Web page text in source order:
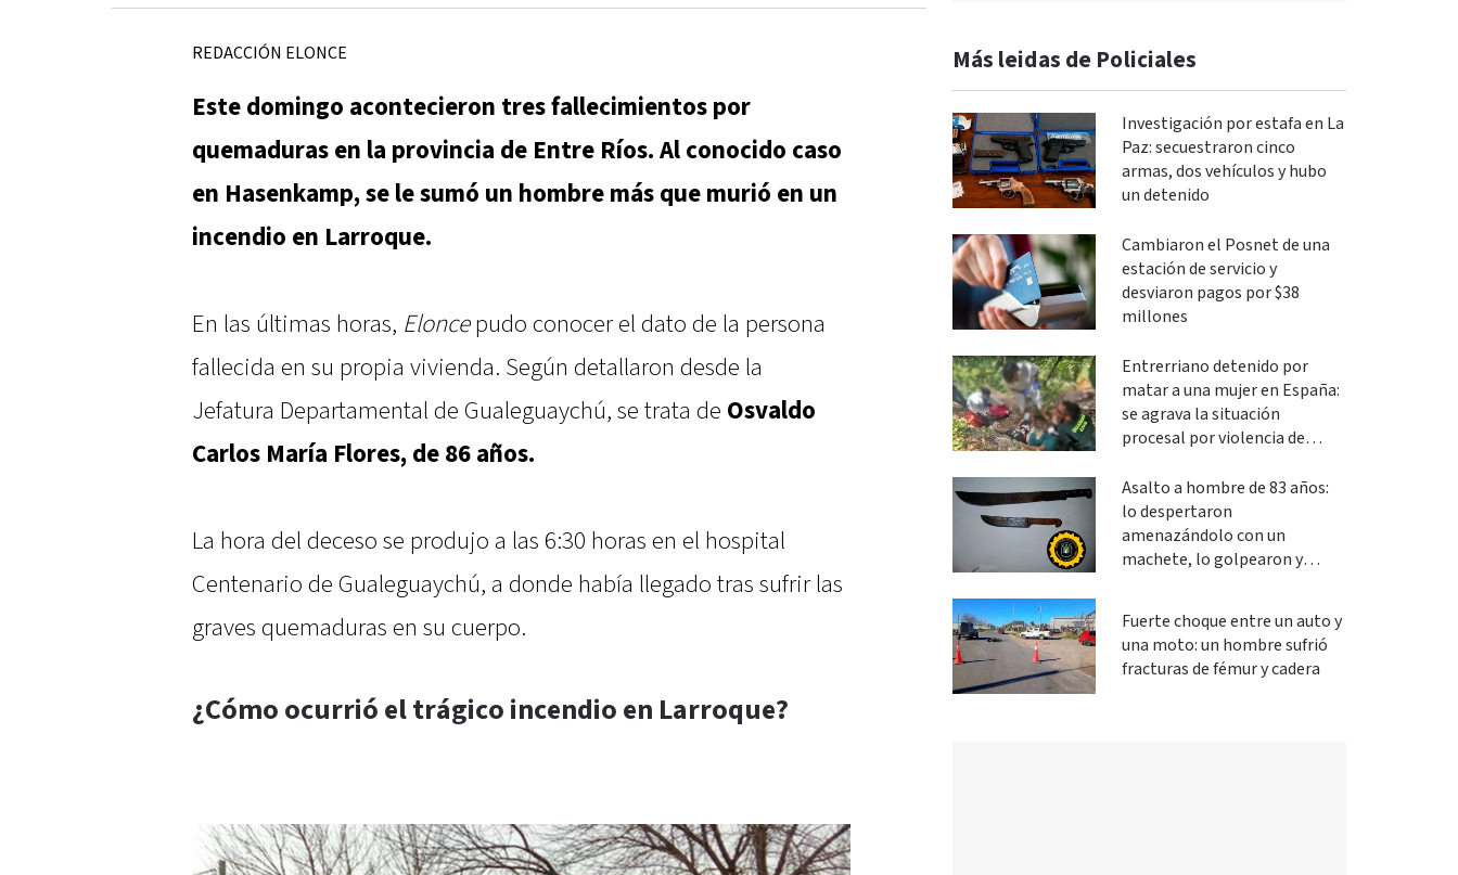
REDACCIÓN ELONCE
Este domingo acontecieron tres fallecimientos por
quemaduras en la provincia de Entre Ríos. Al conocido caso
en Hasenkamp, se le sumó un hombre más que murió en un
incendio en Larroque.
En las últimas horas, Eloncepudo conocer el dato de la persona
fallecida en su propia vivienda. Según detallaron desde la
Jefatura Departamental de Gualeguaychú, se trata de Osvaldo
Carlos María Flores, de 86 años.
La hora del deceso se produjo a las 6:30 horas en el hospital
Centenario de Gualeguaychú, a donde había llegado tras sufrir las
graves quemaduras en su cuerpo.
¿Cómo ocurrió el trágico incendio en Larroque?
Más leidas de Policiales
Investigación por estafa en La
Paz: secuestraron cinco
armas, dos vehículos y hubo
un detenido
Cambiaron el Posnet de una
estación de servicio y
desviaron pagos por $38
millones
Entrerriano detenido por
matar a una mujer en España:
se agrava la situación
procesal por violencia de
Asalto a hombre de 83 años:
lo despertaron
amenazándolo con un
machete, lo golpearon y
Fuerte choque entre un auto y
una moto: un hombre sufrió
fracturas de fémur y cadera